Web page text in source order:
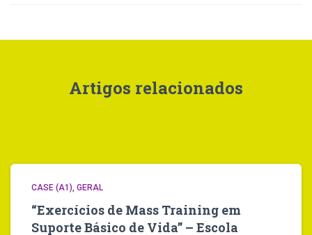
Artigos relacionados
CASE (A1) GERAL
“Exercícios de Mass Training em
Suporte Básico de Vida” – Escola